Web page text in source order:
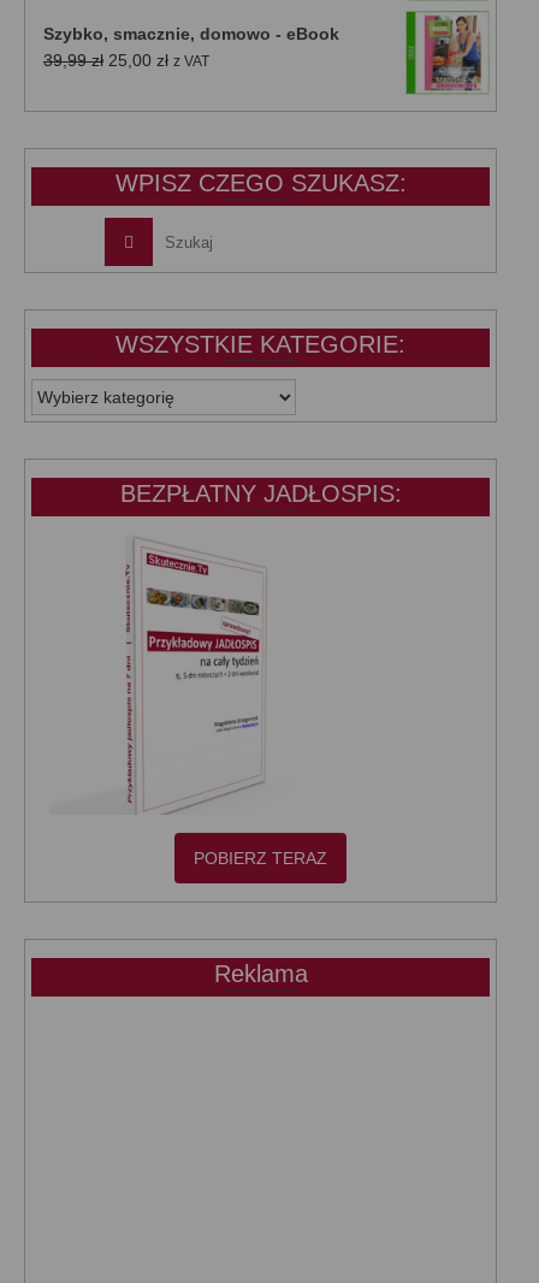
39,99 zł.25,00 zł.
Szybko, smacznie, domowo - eBook
39,99zł Pierwotna
wynosiła:
25,00 złAktualna
wynosi:
z VAT
WPISZ CZEGO SZUKASZ:
WSZYSTKIE KATEGORIE:
WSZYSTKIE
KATEGORIE:
BEZPŁATNY JADŁOSPIS:
POBIERZ TERAZ
Reklama